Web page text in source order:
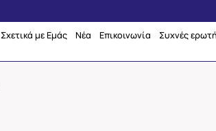
Σχετικά με Εμάς Νέα Επικοινωνία Συχνές